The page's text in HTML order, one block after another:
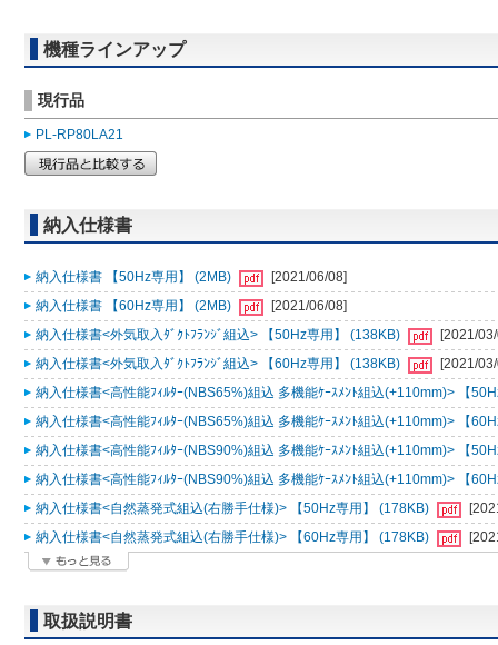
機種ラインアップ
現行品
PL-RP80LA21
納入仕様書
納入仕様書 【50Hz専用】 (2MB)
[2021/06/08]
納入仕様書 【60Hz専用】 (2MB)
[2021/06/08]
納入仕様書<外気取入ﾀﾞｸﾄﾌﾗﾝｼﾞ組込> 【50Hz専用】 (138KB)
[2021/
納入仕様書<外気取入ﾀﾞｸﾄﾌﾗﾝｼﾞ組込> 【60Hz専用】 (138KB)
[2021/
納入仕様書<高性能ﾌｨﾙﾀｰ(NBS65%)組込 多機能ｹｰｽﾒﾝﾄ組込(+110mm)> 【
納入仕様書<高性能ﾌｨﾙﾀｰ(NBS65%)組込 多機能ｹｰｽﾒﾝﾄ組込(+110mm)> 【
納入仕様書<高性能ﾌｨﾙﾀｰ(NBS90%)組込 多機能ｹｰｽﾒﾝﾄ組込(+110mm)> 【
納入仕様書<高性能ﾌｨﾙﾀｰ(NBS90%)組込 多機能ｹｰｽﾒﾝﾄ組込(+110mm)> 【
納入仕様書<自然蒸発式組込(右勝手仕様)> 【50Hz専用】 (178KB)
納入仕様書<自然蒸発式組込(右勝手仕様)> 【60Hz専用】 (178KB)
取扱説明書